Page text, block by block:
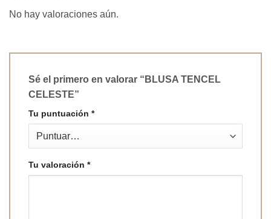
No hay valoraciones aún.
Sé el primero en valorar “BLUSA TENCEL
CELESTE”
Tu puntuación *
Tu valoración *